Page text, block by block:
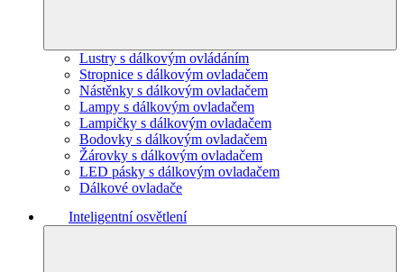
Lustry s dálkovým ovládáním
Stropnice s dálkovým ovladačem
Nástěnky s dálkovým ovladačem
Lampy s dálkovým ovladačem
Lampičky s dálkovým ovladačem
Bodovky s dálkovým ovladačem
Žárovky s dálkovým ovladačem
LED pásky s dálkovým ovladačem
Dálkové ovladače
Inteligentní osvětlení